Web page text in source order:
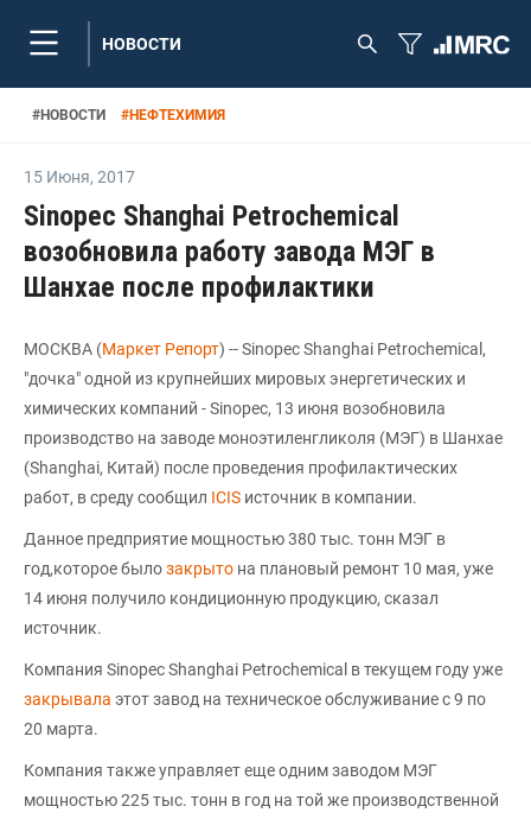
НОВОСТИ
#НОВОСТИ #НЕФТЕХИМИЯ
15 Июня, 2017
Sinopec Shanghai Petrochemical
возобновила работу завода МЭГ в
Шанхае после профилактики
МОСКВА (Маркет Репорт) -- Sinopec Shanghai Petrochemical,
"дочка" одной из крупнейших мировых энергетических и
химических компаний - Sinopec, 13 июня возобновила
производство на заводе моноэтиленгликоля (МЭГ) в Шанхае
(Shanghai, Китай) после проведения профилактических
работ, в среду сообщил ICIS источник в компании.
Данное предприятие мощностью 380 тыс. тонн МЭГ в
год,которое былозакрыто на плановый ремонт 10 мая, уже
14 июня получило кондиционную продукцию, сказал
источник.
Компания Sinopec Shanghai Petrochemical в текущем году уже
закрывала этот завод на техническое обслуживание с 9 по
20 марта.
Компания также управляет еще одним заводом МЭГ
мощностью 225 тыс. тонн в год на той же производственной